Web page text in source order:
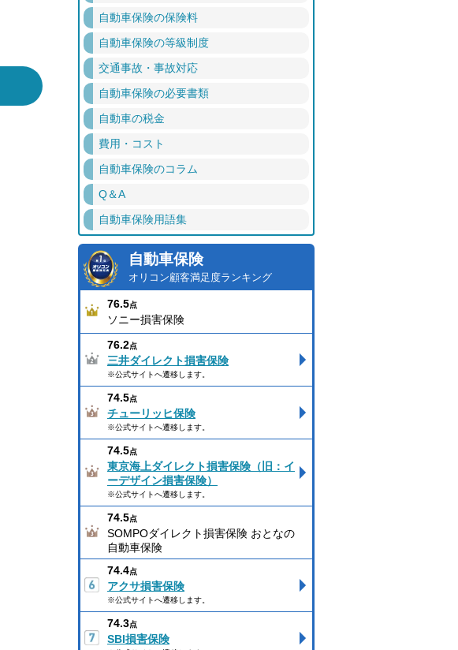
自動車保険の保険料
自動車保険の等級制度
交通事故・事故対応
自動車保険の必要書類
自動車の税金
費用・コスト
自動車保険のコラム
Q＆A
自動車保険用語集
自動車保険
オリコン顧客満足度ランキング
76.5点
ソニー損害保険
76.2点
三井ダイレクト損害保険
※公式サイトへ遷移します。
74.5点
チューリッヒ保険
※公式サイトへ遷移します。
74.5点
東京海上ダイレクト損害保険（旧：イ
ーデザイン損害保険）
※公式サイトへ遷移します。
74.5点
SOMPOダイレクト損害保険 おとなの
自動車保険
74.4点
アクサ損害保険
※公式サイトへ遷移します。
74.3点
SBI損害保険